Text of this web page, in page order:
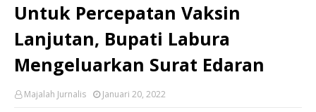
Untuk Percepatan Vaksin
Lanjutan, Bupati Labura
Mengeluarkan Surat Edaran
Majalah Jurnalis Januari 20, 2022